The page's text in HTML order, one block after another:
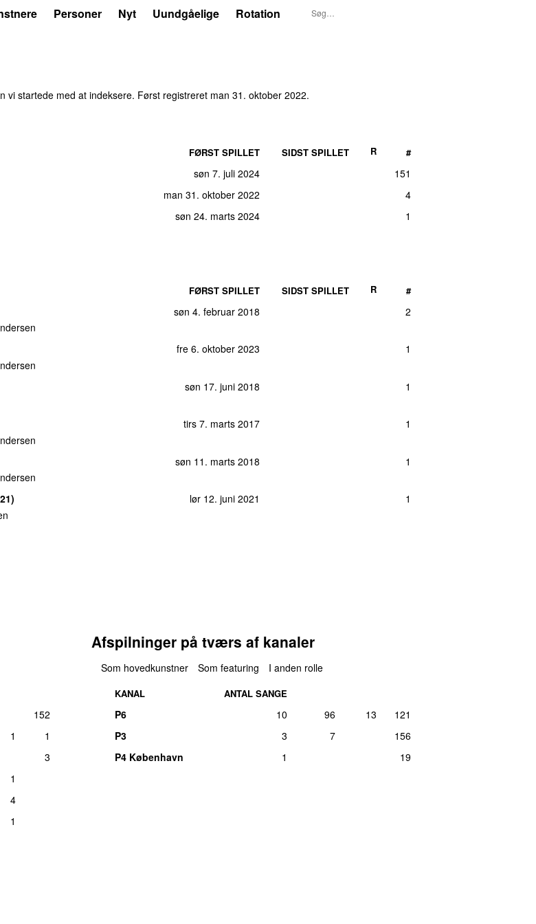
Personer Nyt Uundgåelige Rotation
vi startede med at indeksere. Først registreret man 31. oktober 2022.
FØRST SPILLET SIDST SPILLET R #
søn 7. juli 2024
151
man 31. oktober 2022
4
søn 24. marts 2024 1
FØRST SPILLET SIDST SPILLET R #
søn 4. februar 2018
2
fre 6. oktober 2023
1
søn 17. juni 2018
1
tirs 7. marts 2017
1
søn 11. marts 2018
1
lør 12. juni 2021
1
152
1
1
3
1
4
1
Afspilninger på tværs af kanaler
Som hovedkunstner Som featuring I anden rolle
KANAL ANTAL SANGE
P6 10 96 13
121
P3
3 7
156
P4 København
1 19